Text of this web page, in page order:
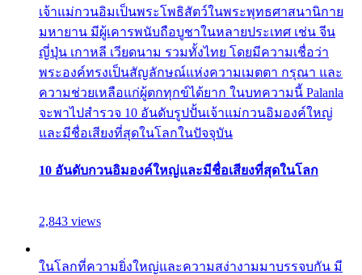
เจ้าแม่กวนอิมเป็นพระโพธิสัตว์ในพระพุทธศาสนานิกาย
มหายาน มีผู้เคารพนับถือบูชาในหลายประเทศ เช่น จีน
ญี่ปุ่น เกาหลี เวียดนาม รวมทั้งไทย โดยมีความเชื่อว่า
พระองค์ทรงเป็นสัญลักษณ์แห่งความเมตตา กรุณา และ
ความช่วยเหลือแก่ผู้ตกทุกข์ได้ยาก ในบทความนี้ Palanla
จะพาไปสำรวจ 10 อันดับรูปปั้นเจ้าแม่กวนอิมองค์ใหญ่
และมีชื่อเสียงที่สุดในโลกในปัจจุบัน
10 อันดับกวนอิมองค์ใหญ่และมีชื่อเสียงที่สุดในโลก
2,843 views
ในโลกที่ความยิ่งใหญ่และความสง่างามมาบรรจบกัน มี